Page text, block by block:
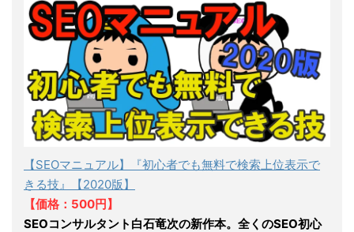
【SEOマニュアル】『初心者でも無料で検索上位表示で
きる技』【2020版】
【価格：500円】
SEOコンサルタント白石竜次の新作本。全くのSEO初心